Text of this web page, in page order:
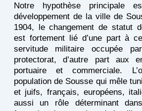
Notre hypothèse principale
développement de la ville de
1904, le changement de statut
est fortement lié d’une part à
servitude militaire occupée
protectorat, d’autre part aux
portuaire et commerciale.
population de Sousse qui mêle
et juifs, français, européens,
aussi un rôle déterminant